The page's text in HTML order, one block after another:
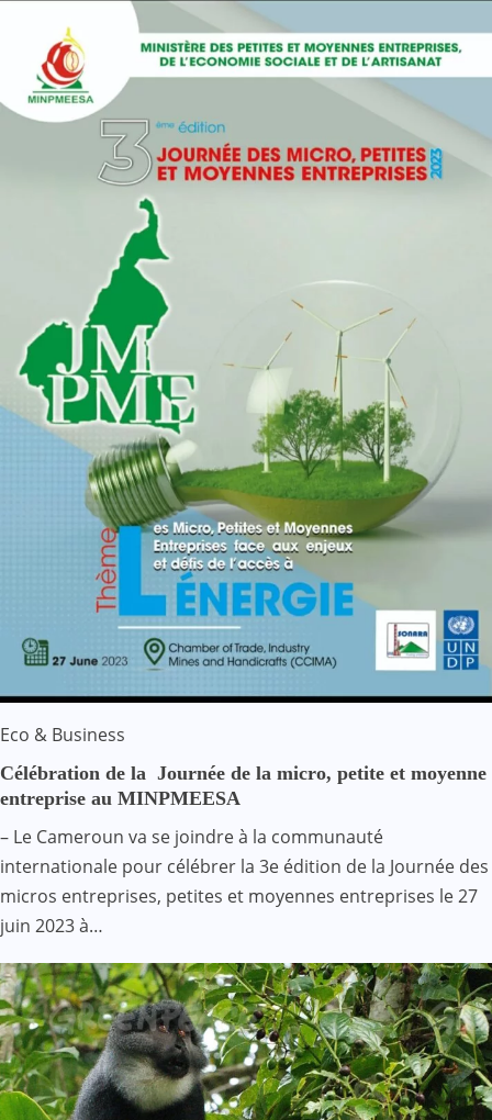
Eco & Business
Célébration de la Journée de la micro, petite et moyenne
entreprise au MINPMEESA
– Le Cameroun va se joindre à la communauté
internationale pour célébrer la 3e édition de la Journée des
micros entreprises, petites et moyennes entreprises le 27
juin 2023 à…